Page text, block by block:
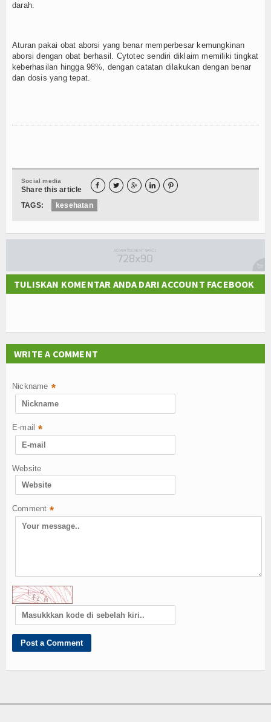
darah.
Aturan pakai obat aborsi yang benar memperbesar kemungkinan
aborsi dengan obat berhasil. Cytotec sendiri diklaim memiliki tingkat
keberhasilan hingga 98%, dengan catatan dilakukan dengan benar
dan dosis yang tepat.
Social media
Share this article     
TAGS: kesehatan
TULISKAN KOMENTAR ANDA DARI ACCOUNT FACEBOOK
WRITE A COMMENT
Nickname *
E-mail *
Website
Comment *